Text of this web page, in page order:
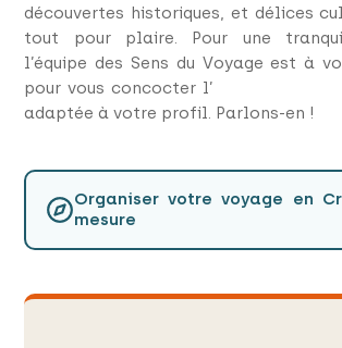
découvertes historiques, et délices
tout pour plaire. Pour une
l’équipe des Sens du Voyage est à
pour vous concocter l’excursion sur
adaptée à votre profil. Parlons-en !
Organiser votre voyage en
mesure